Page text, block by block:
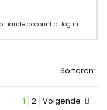
of log in.
Sorteren:
1 2 Volgende